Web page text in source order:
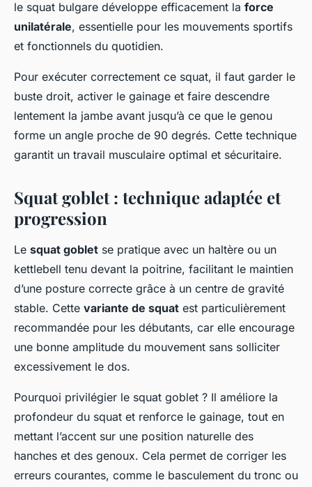
le squat bulgare développe efficacement la force
unilatérale, essentielle pour les mouvements sportifs
et fonctionnels du quotidien.
Pour exécuter correctement ce squat, il faut garder le
buste droit, activer le gainage et faire descendre
lentement la jambe avant jusqu’à ce que le genou
forme un angle proche de 90 degrés. Cette technique
garantit un travail musculaire optimal et sécuritaire.
Squat goblet : technique adaptée et
progression
Le squat goblet se pratique avec un haltère ou un
kettlebell tenu devant la poitrine, facilitant le maintien
d’une posture correcte grâce à un centre de gravité
stable. Cette variante de squat est particulièrement
recommandée pour les débutants, car elle encourage
une bonne amplitude du mouvement sans solliciter
excessivement le dos.
Pourquoi privilégier le squat goblet ? Il améliore la
profondeur du squat et renforce le gainage, tout en
mettant l’accent sur une position naturelle des
hanches et des genoux. Cela permet de corriger les
erreurs courantes, comme le basculement du tronc ou